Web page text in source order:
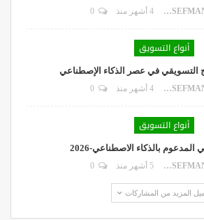
DR.YOUSEFMANAFIKHI 4 أشهر منذ
أنواع التسويق
التسويقي في عصر الذكاء الإصطناعي
DR.YOUSEFMANAFIKHI 4 أشهر منذ
أنواع التسويق
بالذكاء الاصطناعي-2026
DR.YOUSEFMANAFIKHI 5 أشهر منذ
المزيد من المشاركات